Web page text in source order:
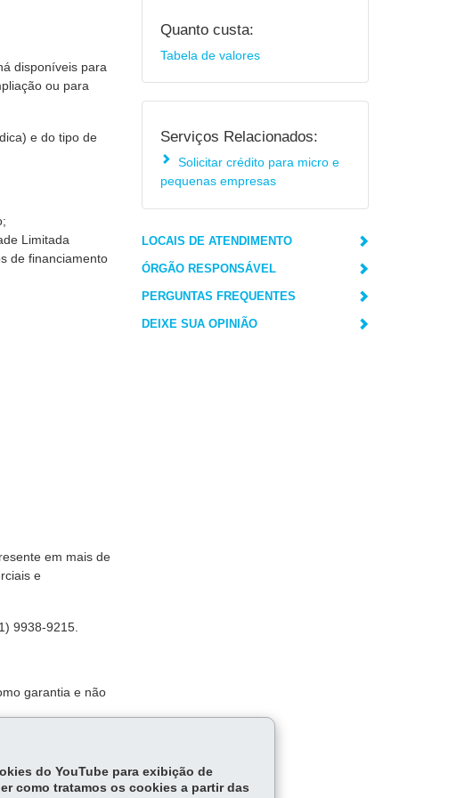
disponíveis para
ou para
e do tipo de
Limitada
de financiamento
em mais de
e
9938-9215.
garantia e não
Quanto custa:
Tabela de valores
Serviços Relacionados:
Solicitar crédito para micro e
pequenas empresas
LOCAIS DE ATENDIMENTO
ÓRGÃO RESPONSÁVEL
PERGUNTAS FREQUENTES
DEIXE SUA OPINIÃO
do YouTube para exibição de
como tratamos os cookies a partir das